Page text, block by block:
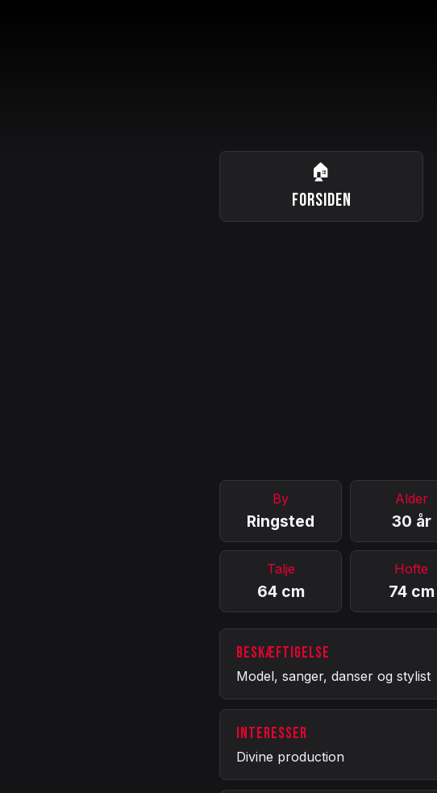
🏠
FORSIDEN
By
Ringsted
Alder
30 år
Talje
64 cm
Hofte
74 cm
BESKÆFTIGELSE
Model, sanger, danser og stylist
INTERESSER
Divine production